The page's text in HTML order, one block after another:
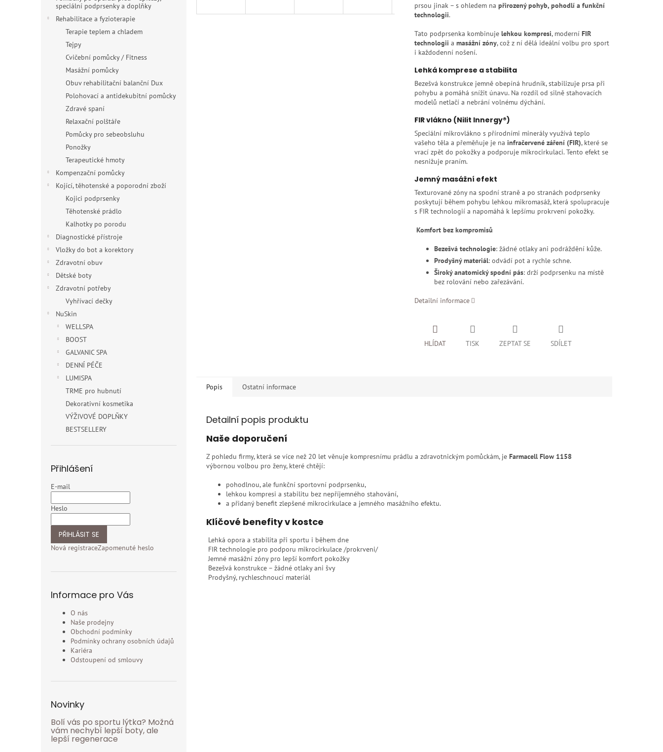
speciální podprsenky a doplňky
Rehabilitace a fyzioterapie
Terapie teplem a chladem
Tejpy
Cvičební pomůcky / Fitness
Masážní pomůcky
Obuv rehabilitační balanční Dux
Polohovací a antidekubitní pomůcky
Zdravé spaní
Relaxační polštáře
Pomůcky pro sebeobsluhu
Ponožky
Terapeutické hmoty
Kompenzační pomůcky
Kojící, těhotenské a poporodní zboží
Kojici podprsenky
Těhotenské prádlo
Kalhotky po porodu
Diagnostické přístroje
Vložky do bot a korektory
Zdravotní obuv
Dětské boty
Zdravotní potřeby
Vyhřívací dečky
NuSkin
WELLSPA
BOOST
GALVANIC SPA
DENNÍ PÉČE
LUMISPA
TRME pro hubnutí
Dekorativní kosmetika
VÝŽIVOVÉ DOPLŇKY
BESTSELLERY
Přihlášení
E-mail
Heslo
PŘIHLÁSIT SE
Nová registraceZapomenuté heslo
Informace pro Vás
O nás
Naše prodejny
Obchodní podmínky
Podmínky ochrany osobních údajů
Kariéra
Odstoupení od smlouvy
Novinky
Bolí vás po sportu lýtka? Možná
vám nechybí lepší boty, ale
lepší regenerace
prsou jinak – s ohledem na přirozený pohyb, pohodlí a funkční
technologii.
Tato podprsenka kombinuje lehkou kompresi, moderní FIR
technologii a masážní zóny, což z ní dělá ideální volbu pro sport
i každodenní nošení.
Lehká komprese a stabilita
Bezešvá konstrukce jemně obepíná hrudník, stabilizuje prsa při
pohybu a pomáhá snížit únavu. Na rozdíl od silně stahovacích
modelů netlačí a nebrání volnému dýchání.
FIR vlákno (Nilit Innergy®)
Speciální mikrovlákno s přírodními minerály využívá teplo
vašeho těla a přeměňuje je na infračervené záření (FIR), které se
vrací zpět do pokožky a podporuje mikrocirkulaci. Tento efekt se
nesnižuje praním.
Jemný masážní efekt
Texturované zóny na spodní straně a po stranách podprsenky
poskytují během pohybu lehkou mikromasáž, která spolupracuje
s FIR technologií a napomáhá k lepšímu prokrvení pokožky.
Komfort bez kompromisů
Bezešvá technologie: žádné otlaky ani podráždění kůže.
Prodyšný materiál: odvádí pot a rychle schne.
Široký anatomický spodní pás: drží podprsenku na místě
bez rolování nebo zařezávání.
Detailní informace
TISK ZEPTAT SE
HLÍDAT SDÍLET
Popis Ostatní informace
Detailní popis produktu
Naše doporučení
Z pohledu firmy, která se více než 20 let věnuje kompresnímu prádlu a zdravotnickým pomůckám, je Farmacell Flow 1158
výbornou volbou pro ženy, které chtějí:
pohodlnou, ale funkční sportovní podprsenku,
lehkou kompresi a stabilitu bez nepříjemného stahování,
a přidaný benefit zlepšené mikrocirkulace a jemného masážního efektu.
Klíčové benefity v kostce
Lehká opora a stabilita při sportu i během dne
FIR technologie pro podporu mikrocirkulace /prokrveni/
Jemné masážní zóny pro lepší komfort pokožky
Bezešvá konstrukce – žádné otlaky ani švy
Prodyšný, rychleschnoucí materiál